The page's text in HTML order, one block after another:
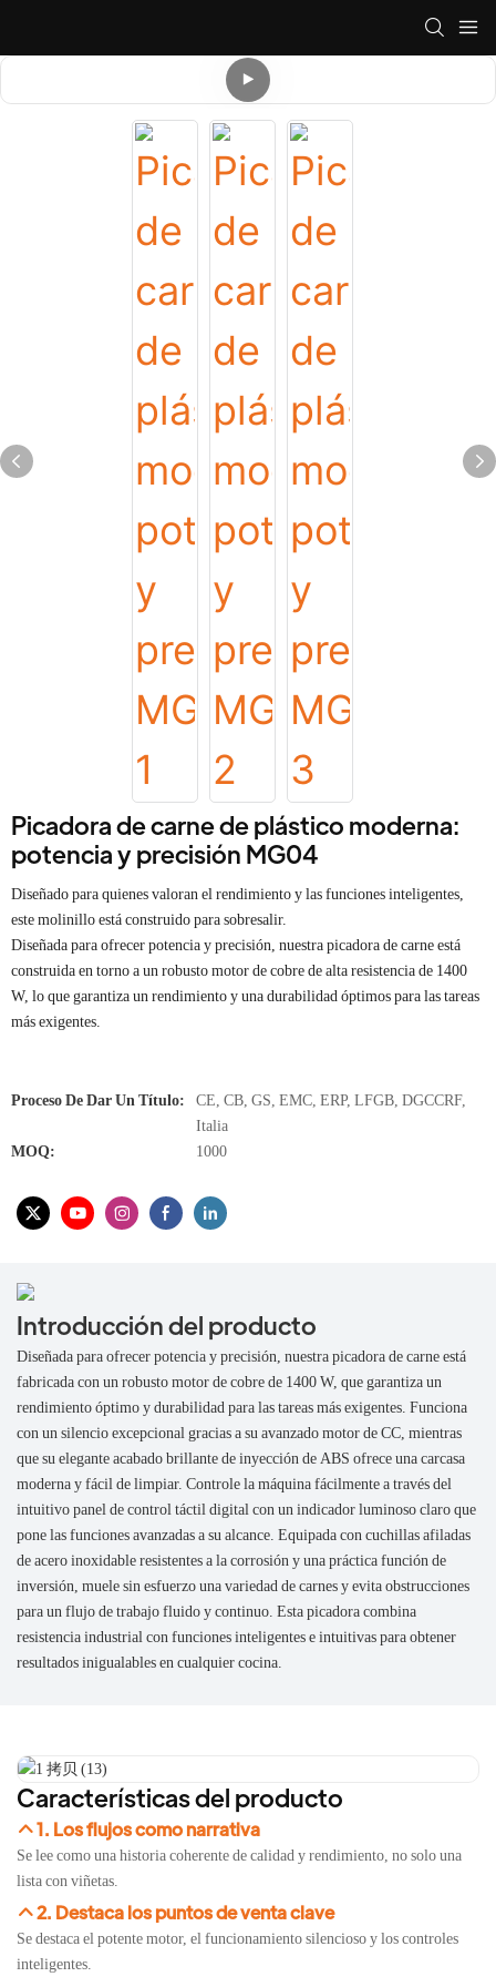
Picadora de carne de plástico moderna:
potencia y precisión MG04
Diseñado para quienes valoran el rendimiento y las funciones inteligentes,
este molinillo está construido para sobresalir.
Diseñada para ofrecer potencia y precisión, nuestra picadora de carne está
construida en torno a un robusto motor de cobre de alta resistencia de 1400
W, lo que garantiza un rendimiento y una durabilidad óptimos para las tareas
más exigentes.
Proceso De Dar Un Título:
CE, CB, GS, EMC, ERP, LFGB, DGCCRF,
Italia
MOQ:
1000
Introducción del producto
Diseñada para ofrecer potencia y precisión, nuestra picadora de carne está
fabricada con un robusto motor de cobre de 1400 W, que garantiza un
rendimiento óptimo y durabilidad para las tareas más exigentes. Funciona
con un silencio excepcional gracias a su avanzado motor de CC, mientras
que su elegante acabado brillante de inyección de ABS ofrece una carcasa
moderna y fácil de limpiar. Controle la máquina fácilmente a través del
intuitivo panel de control táctil digital con un indicador luminoso claro que
pone las funciones avanzadas a su alcance. Equipada con cuchillas afiladas
de acero inoxidable resistentes a la corrosión y una práctica función de
inversión, muele sin esfuerzo una variedad de carnes y evita obstrucciones
para un flujo de trabajo fluido y continuo. Esta picadora combina
resistencia industrial con funciones inteligentes e intuitivas para obtener
resultados inigualables en cualquier cocina.
Características del producto
1. Los flujos como narrativa
Se lee como una historia coherente de calidad y rendimiento, no solo una
lista con viñetas.
2. Destaca los puntos de venta clave
Se destaca el potente motor, el funcionamiento silencioso y los controles
inteligentes.